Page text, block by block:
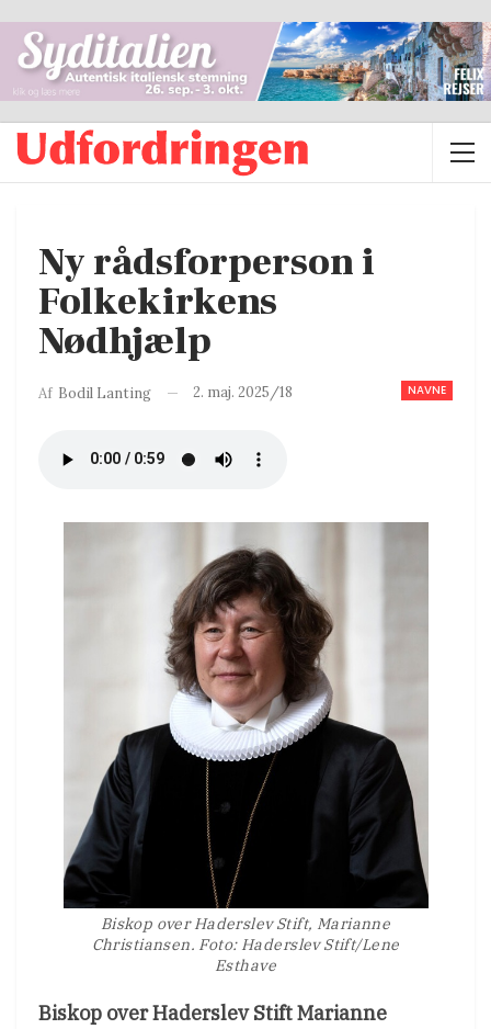
Ny rådsforperson i
Folkekirkens
Nødhjælp
NAVNE
Af Bodil Lanting 2. maj. 2025/18
Biskop over Haderslev Stift, Marianne
Christiansen. Foto: Haderslev Stift/Lene
Esthave
Biskop over Haderslev Stift Marianne